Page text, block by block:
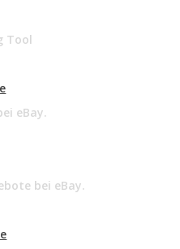
Tool
eBay.
bei eBay.